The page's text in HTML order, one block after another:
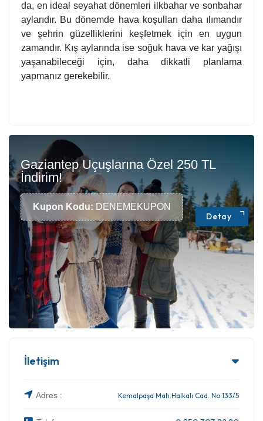
da, en ideal seyahat dönemleri ilkbahar ve sonbahar
aylarıdır. Bu dönemde hava koşulları daha ılımandır
ve şehrin güzelliklerini keşfetmek için en uygun
zamandır. Kış aylarında ise soğuk hava ve kar yağışı
yaşanabileceği için, daha dikkatli planlama
yapmanız gerekebilir.
Gaziantep Uçuşlarına Özel 250 TL
İndirim!
Kupon Kodu: DENEMEKUPON
Detay
İletişim
Adres : Kemalpaşa Mah.Halkalı Cad. No:133/5